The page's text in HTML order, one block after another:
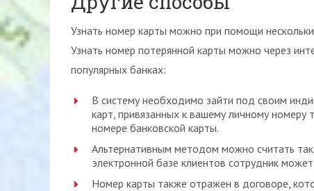
Узнать номер карты можно при помощи
Узнать номер потерянной карты можно через
популярных банках:
В систему необходимо зайти под своим
карт, привязанных к вашему личному
номере банковской карты.
Альтернативным методом можно считать
электронной базе клиентов сотрудник
Номер карты также отражен в договоре,